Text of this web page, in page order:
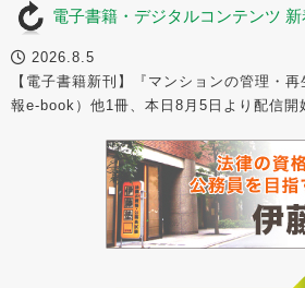
電子書籍・デジタルコンテンツ 新
2026.8.5
【電子書籍新刊】『マンションの管理・
報e-book）他1冊、本日8月5日より配信開